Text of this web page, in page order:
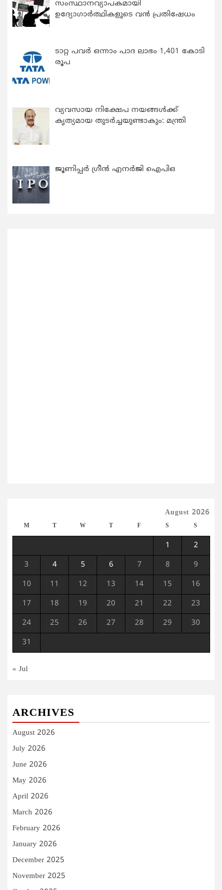
സംസ്ഥാനവ്യാപകമായി
ഉദ്യോഗാര്‍ത്ഥികളുടെ വന്‍ പ്രതിഷേധം
ടാറ്റ പവർ ഒന്നാം പാദ ലാഭം 1,401 കോടി
രൂപ
വ്യവസായ നിക്ഷേപ നയങ്ങള്‍ക്ക്
കൃത്യമായ തുടര്‍ച്ചയുണ്ടാകും: മന്ത്രി
ജൂണിപ്പർ ഗ്രീൻ എനർജി ഐപിഒ
August 2026
M T W T F S S
1 2
3 4 5 6 7 8 9
10 11 12 13 14 15 16
17 18 19 20 21 22 23
24 25 26 27 28 29 30
31
« Jul
ARCHIVES
August 2026
July 2026
June 2026
May 2026
April 2026
March 2026
February 2026
January 2026
December 2025
November 2025